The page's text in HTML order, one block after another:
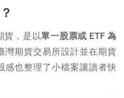
貨，是以單一股票或 ETF 為
灣期貨交易所設計並在期貨
感也整理了小檔案讓讀者快